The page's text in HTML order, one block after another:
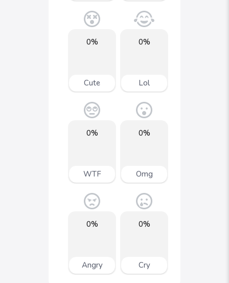
0%
Lol
0%
Cute
0%
Omg
0%
WTF
0%
Cry
0%
Angry